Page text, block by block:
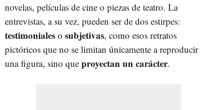
novelas, películas de cine o piezas de teatro. La
entrevistas, a su vez, pueden ser de dos estirpes:
testimoniales o subjetivas, como esos retratos
pictóricos que no se limitan únicamente a reproducir
una figura, sino que proyectan un carácter.